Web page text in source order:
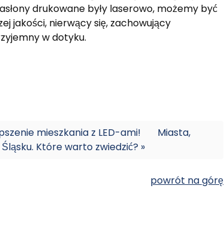
drukowane były laserowo, możemy być
jakości, nierwący się, zachowujący
w dotyku.
mieszkania z LED-ami!
Miasta,
Które warto zwiedzić? »
powrót na górę